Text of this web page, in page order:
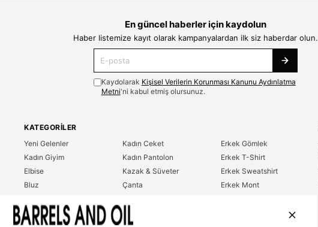
En güncel haberler için kaydolun
Haber listemize kayıt olarak kampanyalardan ilk siz haberdar olun.
Kaydolarak Kişisel Verilerin Korunması Kanunu Aydınlatma
Metni'ni kabul etmiş olursunuz.
KATEGORILER
Yeni Gelenler
Kadın Giyim
Elbise
Bluz
T-Shirt
Kadın Ceket
Kadın Pantolon
Kazak & Süveter
Çanta
Erkek Gömlek
Erkek T-Shirt
Erkek Sweatshirt
Erkek Mont